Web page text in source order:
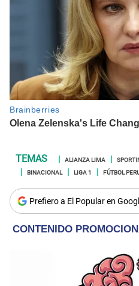
ALIANZA LIMA
BINACIONAL
LIGA 1 FÚTBOL
Prefiero a El Popular en